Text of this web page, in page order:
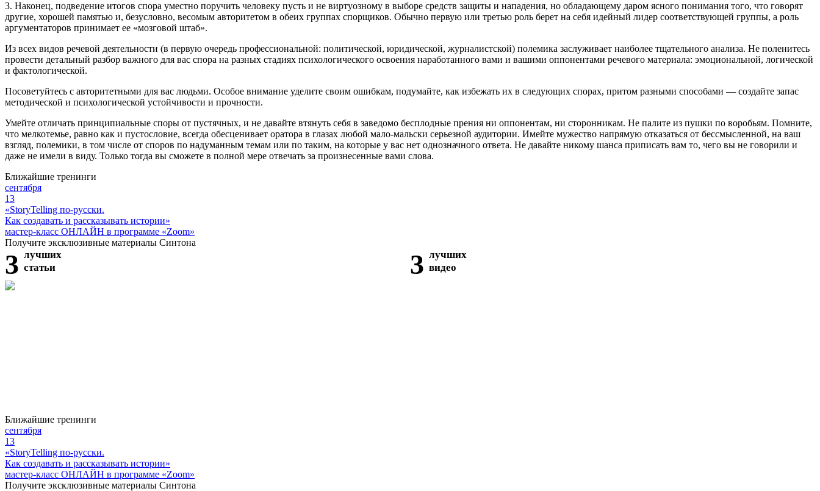
3. Наконец, подведение итогов спора уместно поручить человеку пусть и не виртуозному в выборе средств защиты и нападения, но обладающему даром ясного понимания того, что говорят
другие, хорошей памятью и, безусловно, весомым авторитетом в обеих группах спорщиков. Обычно первую или третью роль берет на себя идейный лидер соответствующей группы, а роль
аргументаторов принимает ее «мозговой штаб».
Из всех видов речевой деятельности (в первую очередь профессиональной: политической, юридической, журналистской) полемика заслуживает наиболее тщательного анализа. Не поленитесь
провести детальный разбор важного для вас спора на разных стадиях психологического освоения наработанного вами и вашими оппонентами речевого материала: эмоциональной, логической
и фактологической.
Посоветуйтесь с авторитетными для вас людьми. Особое внимание уделите своим ошибкам, подумайте, как избежать их в следующих спорах, притом разными способами — создайте запас
методической и психологической устойчивости и прочности.
Умейте отличать принципиальные споры от пустячных, и не давайте втянуть себя в заведомо бесплодные прения ни оппонентам, ни сторонникам. Не палите из пушки по воробьям. Помните,
что мелкотемье, равно как и пустословие, всегда обесценивает оратора в глазах любой мало-мальски серьезной аудитории. Имейте мужество напрямую отказаться от бессмысленной, на ваш
взгляд, полемики, в том числе от споров по надуманным темам или по таким, на которые у вас нет однозначного ответа. Не давайте никому шанса приписать вам то, чего вы не говорили и
даже не имели в виду. Только тогда вы сможете в полной мере отвечать за произнесенные вами слова.
Ближайшие тренинги
сентября
13
«StoryTelling по-русски.
Как создавать и рассказывать истории»
мастер-класс ОНЛАЙН в программе «Zoom»
Получите эксклюзивные материалы Синтона
3 лучших
статьи
3 лучших
видео
Ближайшие тренинги
сентября
13
«StoryTelling по-русски.
Как создавать и рассказывать истории»
мастер-класс ОНЛАЙН в программе «Zoom»
Получите эксклюзивные материалы Синтона